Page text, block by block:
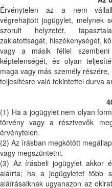
Érvénytelen az a nem
végrehajtott jogügylet, melynek
szorult helyzetét,
zaklatottságát, hiszékenységét,
vagy a másik féllel szembeni
képtelenségét, és olyan
maga vagy más személy
teljesítésre való tekintettel durva
(1) Ha a jogügylet nem olyan
törvény vagy a résztvevők
érvénytelen.
(2) Az írásban megkötött
vagy megszüntetni.
(3) Az írásbeli jogügylet akkor
aláírta; ha a jogügyletet több
aláírásaiknak ugyanazon az